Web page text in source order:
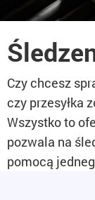
Czy chcesz
czy przesyłka
Wszystko to
pozwala na
pomocą